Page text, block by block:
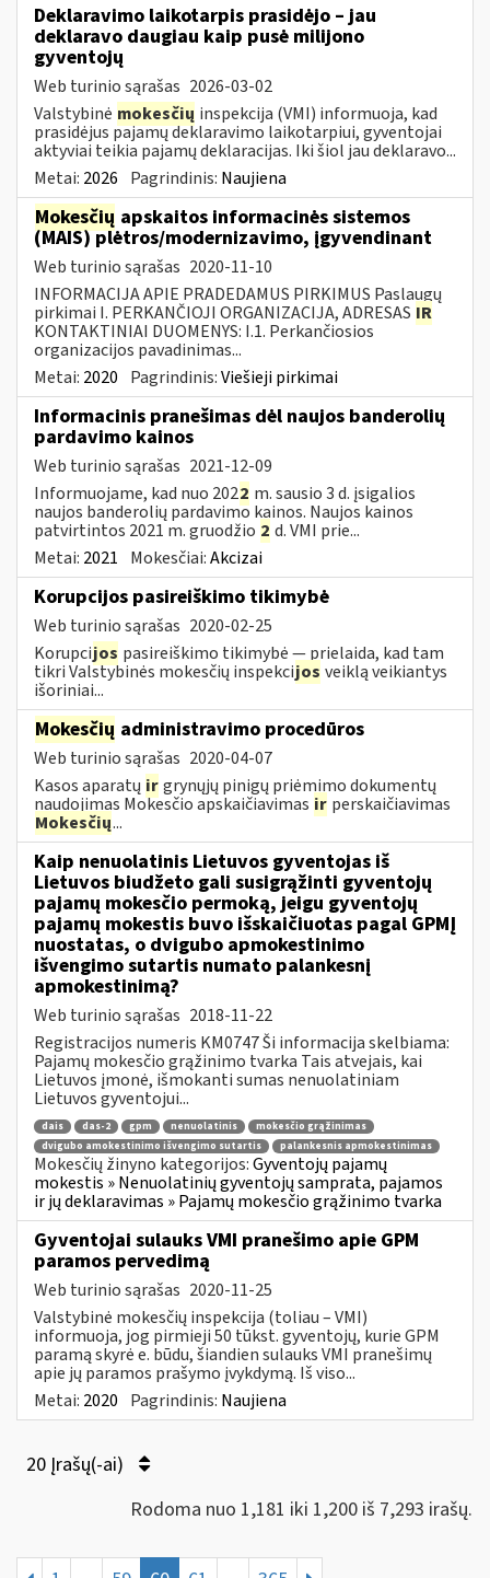
Deklaravimo laikotarpis prasidėjo – jau
deklaravo daugiau kaip pusė milijono
gyventojų
Web turinio sąrašas 2026-03-02
Valstybinė mokesčių inspekcija (VMI) informuoja, kad
prasidėjus pajamų deklaravimo laikotarpiui, gyventojai
aktyviai teikia pajamų deklaracijas. Iki šiol jau deklaravo...
Metai: 2026 Pagrindinis: Naujiena
Mokesčių apskaitos informacinės sistemos
(MAIS) plėtros/modernizavimo, įgyvendinant
Web turinio sąrašas 2020-11-10
INFORMACIJA APIE PRADEDAMUS PIRKIMUS Paslaugų
pirkimai I. PERKANČIOJI ORGANIZACIJA, ADRESAS IR
KONTAKTINIAI DUOMENYS: I.1. Perkančiosios
organizacijos pavadinimas...
Metai: 2020 Pagrindinis:Viešieji pirkimai
Informacinis pranešimas dėl naujos banderolių
pardavimo kainos
Web turinio sąrašas 2021-12-09
Informuojame, kad nuo 2022 m. sausio 3 d. įsigalios
naujos banderolių pardavimo kainos. Naujos kainos
patvirtintos 2021 m. gruodžio 2 d. VMI prie...
Metai: 2021 Mokesčiai:Akcizai
Korupcijos pasireiškimo tikimybė
Web turinio sąrašas 2020-02-25
Korupcijos pasireiškimo tikimybė — prielaida, kad tam
tikri Valstybinės mokesčių inspekcijos veiklą veikiantys
išoriniai...
Mokesčių administravimo procedūros
Web turinio sąrašas 2020-04-07
Kasos aparatų irgrynųjų pinigų priėmimo dokumentų
naudojimas Mokesčio apskaičiavimas ir perskaičiavimas
Mokesčių...
Kaip nenuolatinis Lietuvos gyventojas iš
Lietuvos biudžeto gali susigrąžinti gyventojų
pajamų mokesčio permoką, jeigu gyventojų
pajamų mokestis buvo išskaičiuotas pagal GPMĮ
nuostatas, o dvigubo apmokestinimo
išvengimo sutartis numato palankesnį
apmokestinimą?
Web turinio sąrašas 2018-11-22
Registracijos numeris KM0747 Ši informacija skelbiama:
Pajamų mokesčio grąžinimo tvarka Tais atvejais, kai
Lietuvos įmonė, išmokanti sumas nenuolatiniam
Lietuvos gyventojui...
dais das-2 gpm nenuolatinis
mokesčio grąžinimas
dvigubo amokestinimo išvengimo sutartis
palankesnis apmokestinimas
Mokesčių žinyno kategorijos:Gyventojų pajamų
mokestis » Nenuolatinių gyventojų samprata, pajamos
ir jų deklaravimas » Pajamų mokesčio grąžinimo tvarka
Gyventojai sulauks VMI pranešimo apie GPM
paramos pervedimą
Web turinio sąrašas 2020-11-25
Valstybinė mokesčių inspekcija (toliau – VMI)
informuoja, jog pirmieji 50 tūkst. gyventojų, kurie GPM
paramą skyrė e. būdu, šiandien sulauks VMI pranešimų
apie jų paramos prašymo įvykdymą. Iš viso...
Metai: 2020 Pagrindinis: Naujiena
20 Įrašų(-ai)
Rodoma nuo 1,181 iki 1,200 iš 7,293 irašų.